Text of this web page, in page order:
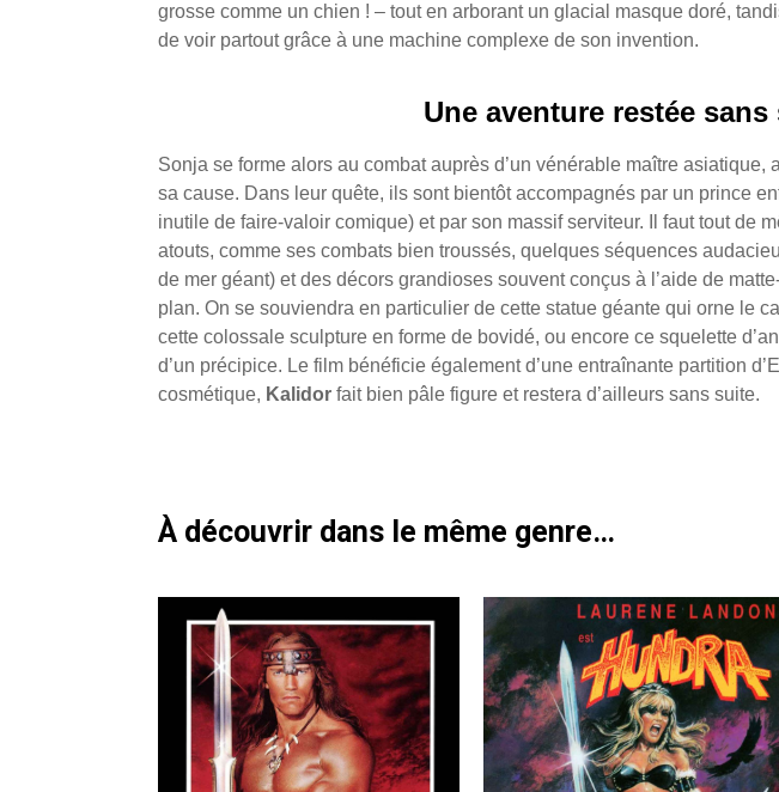
grosse comme un chien ! – tout en arborant un glacial masque doré,
de voir partout grâce à une machine complexe de son invention.
Une aventure restée sans
Sonja se forme alors au combat auprès d’un vénérable maître
sa cause. Dans leur quête, ils sont bientôt accompagnés par un prince
inutile de faire-valoir comique) et par son massif serviteur. Il faut tout de
atouts, comme ses combats bien troussés, quelques séquences
de mer géant) et des décors grandioses souvent conçus à l’aide de
plan. On se souviendra en particulier de cette statue géante qui orne le
cette colossale sculpture en forme de bovidé, ou encore ce squelette
d’un précipice. Le film bénéficie également d’une entraînante partition
cosmétique, Kalidor fait bien pâle figure et restera d’ailleurs sans suite.
À découvrir dans le même genre…